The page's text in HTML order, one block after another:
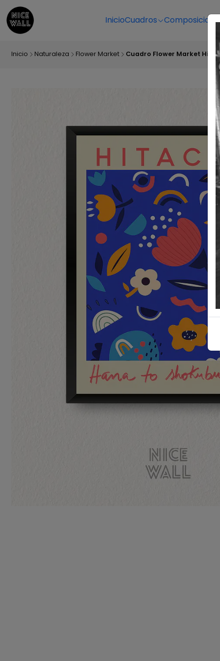
InicioCuadros
Inicio Naturaleza Flower Market Cuadro Flower Market